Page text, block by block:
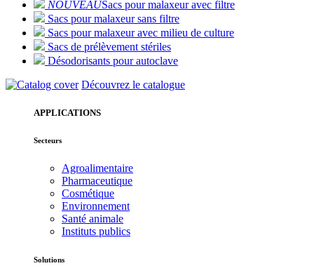
NOUVEAUSacs pour malaxeur avec filtre
Sacs pour malaxeur sans filtre
Sacs pour malaxeur avec milieu de culture
Sacs de prélèvement stériles
Désodorisants pour autoclave
Découvrez le catalogue
APPLICATIONS
Secteurs
Agroalimentaire
Pharmaceutique
Cosmétique
Environnement
Santé animale
Instituts publics
Solutions